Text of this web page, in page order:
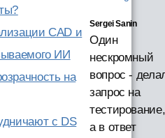
CAD и
ИИ
на
с DS
Sergei Sanin
Один
нескромный
вопрос -
запрос на
тестирование,
а в ответ